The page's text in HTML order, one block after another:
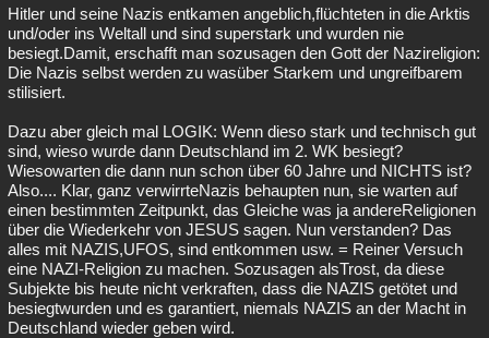
Hitler und seine Nazis entkamen angeblich,flüchteten in die Arktis
und/oder ins Weltall und sind superstark und wurden nie
besiegt.Damit, erschafft man sozusagen den Gott der Nazireligion:
Die Nazis selbst werden zu wasüber Starkem und ungreifbarem
stilisiert.
Dazu aber gleich mal LOGIK: Wenn dieso stark und technisch gut
sind, wieso wurde dann Deutschland im 2. WK besiegt?
Wiesowarten die dann nun schon über 60 Jahre und NICHTS ist?
Also.... Klar, ganz verwirrteNazis behaupten nun, sie warten auf
einen bestimmten Zeitpunkt, das Gleiche was ja andereReligionen
über die Wiederkehr von JESUS sagen. Nun verstanden? Das
alles mit NAZIS,UFOS, sind entkommen usw. = Reiner Versuch
eine NAZI-Religion zu machen. Sozusagen alsTrost, da diese
Subjekte bis heute nicht verkraften, dass die NAZIS getötet und
besiegtwurden und es garantiert, niemals NAZIS an der Macht in
Deutschland wieder geben wird.